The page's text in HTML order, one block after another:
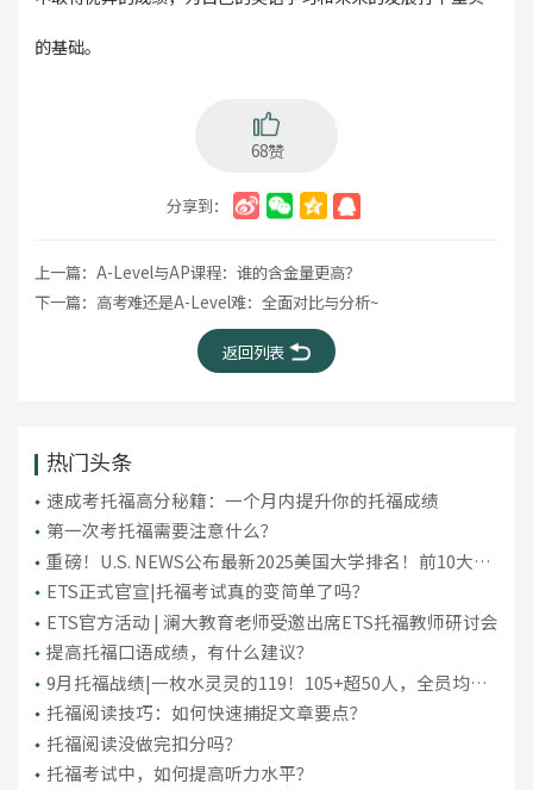
的基础。
68赞
分享到：
上一篇： A-Level与AP课程：谁的含金量更高？
下一篇： 高考难还是A-Level难：全面对比与分析~
返回列表
热门头条
​速成考托福高分秘籍：一个月内提升你的托福成绩
第一次考托福需要注意什么？
重磅！U.S. NEWS公布最新2025美国大学排名！前10大洗
牌，纽大重回TOP30！
ETS正式官宣|托福考试真的变简单了吗？
ETS官方活动 | 澜大教育老师受邀出席ETS托福教师研讨会
提高托福口语成绩，有什么建议？
9月托福战绩|一枚水灵灵的119！105+超50人，全员均分
破百！
托福阅读技巧：如何快速捕捉文章要点？
托福阅读没做完扣分吗？
托福考试中，如何提高听力水平？